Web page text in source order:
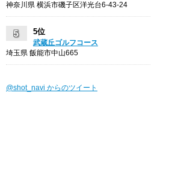
神奈川県 横浜市磯子区洋光台6-43-24
5位
武蔵丘ゴルフコース
埼玉県 飯能市中山665
@shot_navi からのツイート